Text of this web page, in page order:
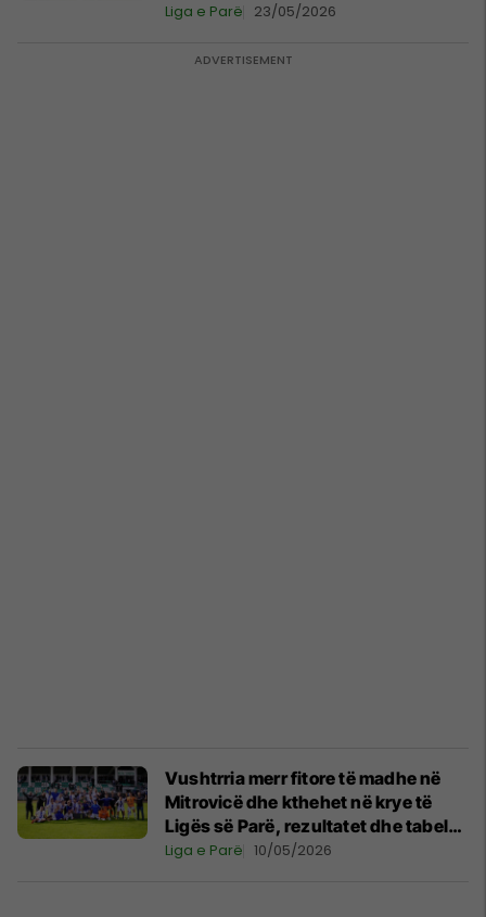
Liga e Parë 23/05/2026
Vushtrria merr fitore të madhe në
Mitrovicë dhe kthehet në krye të
Ligës së Parë, rezultatet dhe tabela
pas xhiros së 32-të
Liga e Parë 10/05/2026